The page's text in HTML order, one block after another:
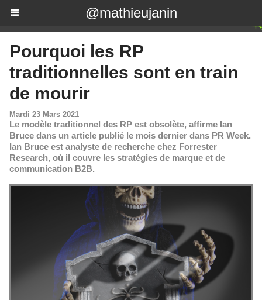
@mathieujanin
Pourquoi les RP
traditionnelles sont en train
de mourir
Mardi 23 Mars 2021
Le modèle traditionnel des RP est obsolète, affirme Ian
Bruce dans un article publié le mois dernier dans PR Week.
Ian Bruce est analyste de recherche chez Forrester
Research, où il couvre les stratégies de marque et de
communication B2B.